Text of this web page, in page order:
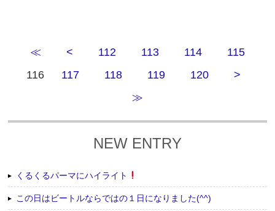
≪ < 112 113 114
115
116
117 118 119 120
>
≫
NEW ENTRY
くるくるパーマにハイライト
この日はビートルならではの１日になりました(^^)